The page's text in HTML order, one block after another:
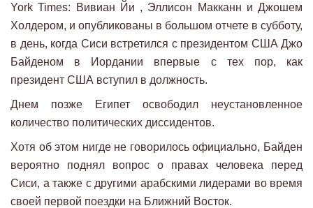
York Times: Вивиан Йи , Эллисон Макканн и Джошем
Холдером, и опубликованы в большом отчете в субботу,
в день, когда Сиси встретился с президентом США Джо
Байденом в Иордании впервые с тех пор, как
президент США вступил в должность.
Днем позже Египет освободил неустановленное
количество политических диссидентов.
Хотя об этом нигде не говорилось официально, Байден
вероятно поднял вопрос о правах человека перед
Сиси, а также с другими арабскими лидерами во время
своей первой поездки на Ближний Восток.